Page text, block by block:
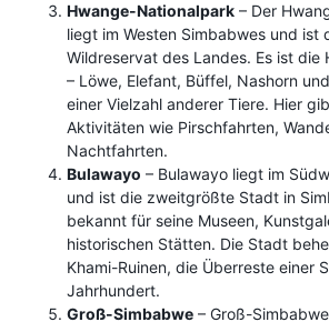
Hwange-Nationalpark – Der
liegt im Westen Simbabwes und ist
Wildreservat des Landes. Es ist die
– Löwe, Elefant, Büffel, Nashorn
einer Vielzahl anderer Tiere. Hier
Aktivitäten wie Pirschfahrten,
Nachtfahrten.
Bulawayo – Bulawayo liegt im
und ist die zweitgrößte Stadt in
bekannt für seine Museen,
historischen Stätten. Die Stadt
Khami-Ruinen, die Überreste einer
Jahrhundert.
Groß-Simbabwe – Groß-